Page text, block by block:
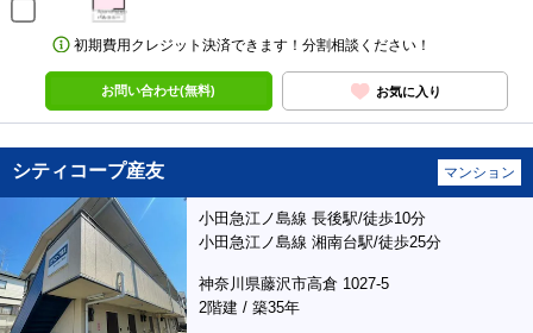
初期費用クレジット決済できます！分割相談ください！
お問い合わせ(無料) お気に入り
シティコープ産友 マンション
小田急江ノ島線 長後駅/徒歩10分
小田急江ノ島線 湘南台駅/徒歩25分
神奈川県藤沢市高倉 1027-5
2階建 / 築35年